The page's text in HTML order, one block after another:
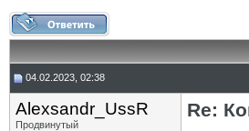
04.02.2023, 02:38
Alexsandr_UssR
Продвинутый
Re: